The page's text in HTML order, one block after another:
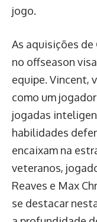
jogo.
As aquisições de
no offseason
equipe. Vincent,
como um
jogadas
habilidades
encaixam na
veteranos,
Reaves e Max
se destacar